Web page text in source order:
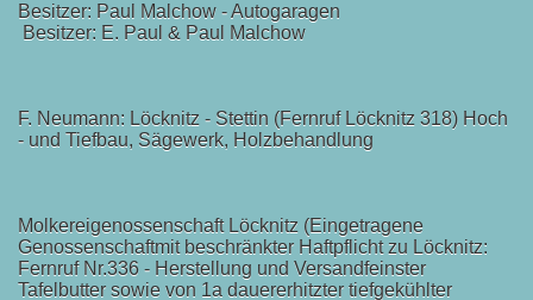
Besitzer: Paul Malchow - Autogaragen
Besitzer: E. Paul & Paul Malchow
F. Neumann: Löcknitz - Stettin (Fernruf Löcknitz 318) Hoch
- und Tiefbau, Sägewerk, Holzbehandlung
Molkereigenossenschaft Löcknitz (Eingetragene
Genossenschaftmit beschränkter Haftpflicht zu Löcknitz:
Fernruf Nr.336 - Herstellung und Versandfeinster
Tafelbutter sowie von 1a dauererhitzter tiefgekühlter